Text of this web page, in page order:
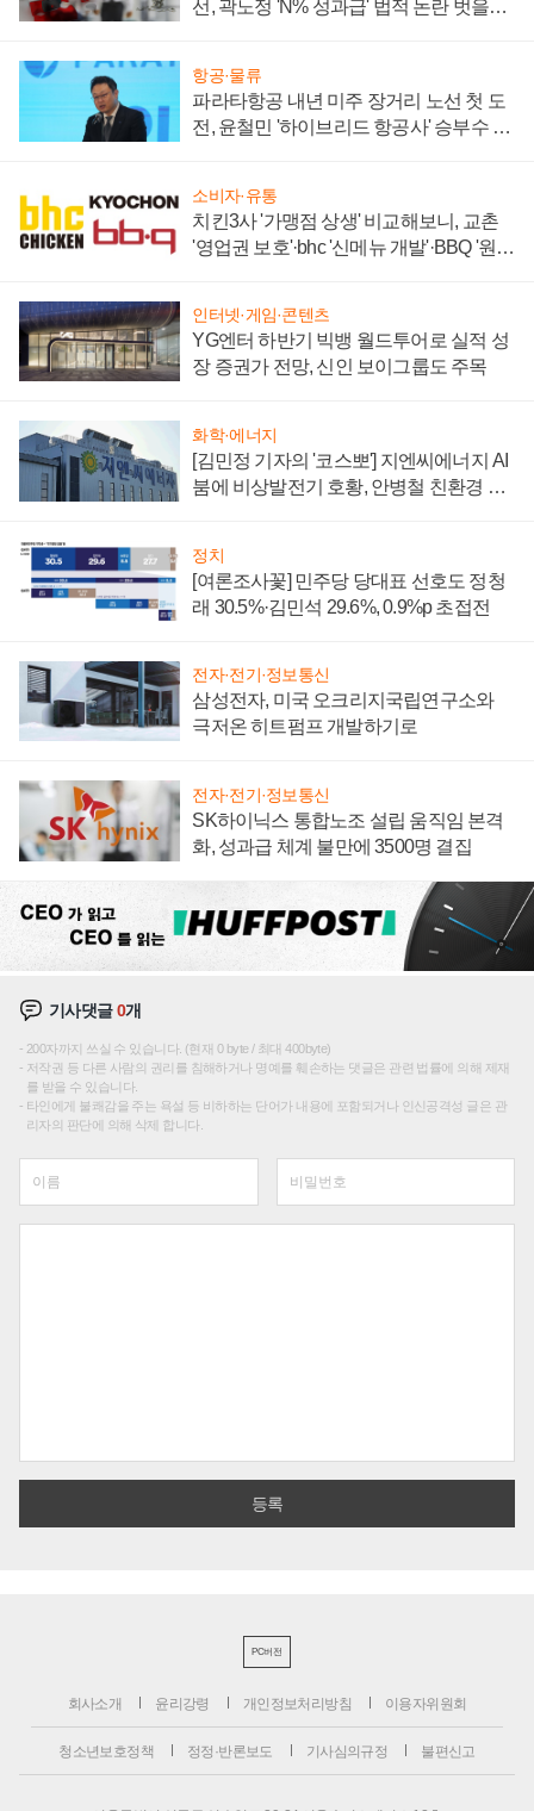
선, 곽노정 'N% 성과급' 법적 논란 벗을지
항공·물류
파라타항공 내년 미주 장거리 노선 첫 도
전, 윤철민 '하이브리드 항공사' 승부수 통
소비자·유통
치킨3사 '가맹점 상생' 비교해보니, 교촌
'영업권 보호'·bhc '신메뉴 개발'·BBQ '원가
인터넷·게임·콘텐츠
YG엔터 하반기 빅뱅 월드투어로 실적 성
장 증권가 전망, 신인 보이그룹도 주목
화학·에너지
[김민정 기자의 '코스뽀'] 지엔씨에너지 AI
붐에 비상발전기 호황, 안병철 친환경 에
정치
[여론조사꽃] 민주당 당대표 선호도 정청
래 30.5%·김민석 29.6%, 0.9%p 초접전
전자·전기·정보통신
삼성전자, 미국 오크리지국립연구소와
극저온 히트펌프 개발하기로
전자·전기·정보통신
SK하이닉스 통합노조 설립 움직임 본격
화, 성과급 체계 불만에 3500명 결집
기사댓글0개
200자까지 쓰실 수 있습니다. (현재 0 byte / 최대 400byte)
저작권 등 다른 사람의 권리를 침해하거나 명예를 훼손하는 댓글은 관련 법률에 의해 제재
를 받을 수 있습니다.
타인에게 불쾌감을 주는 욕설 등 비하하는 단어가 내용에 포함되거나 인신공격성 글은 관
리자의 판단에 의해 삭제 합니다.
PC버전
회사소개 윤리강령 개인정보처리방침 이용자위원회
청소년보호정책 정정·반론보도 기사심의규정 불편신고